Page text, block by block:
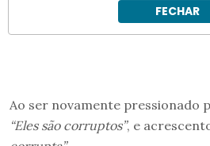
Ao ser novamente pressionado
“Eles são corruptos”, e
FECHAR